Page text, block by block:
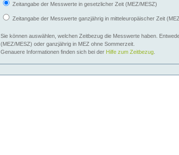
Zeitangabe der Messwerte in gesetzlicher Zeit (MEZ/MESZ)
Zeitangabe der Messwerte ganzjährig in mitteleuropäischer Zeit
Sie können auswählen, welchen Zeitbezug die Messwerte haben.
(MEZ/MESZ) oder ganzjährig in MEZ ohne Sommerzeit.
Genauere Informationen finden sich bei der Hilfe zum Zeitbezug